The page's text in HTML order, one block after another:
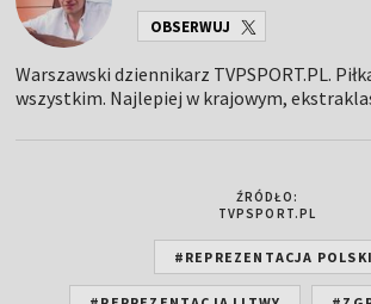
OBSERWUJ
Warszawski dziennikarz TVPSPORT.PL.
wszystkim. Najlepiej w krajowym,
ŹRÓDŁO:
TVPSPORT.PL
#REPREZENTACJA POLSKI